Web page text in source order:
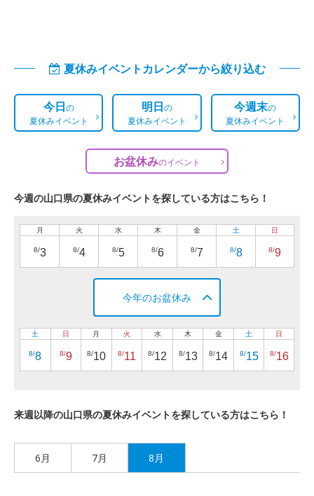
夏休みイベントカレンダーから絞り込む
今日の
夏休みイベント
明日の
夏休みイベント
今週末の
夏休みイベント
お盆休みのイベント
今週の山口県の夏休みイベントを探している方はこちら！
月
8/3
火
8/4
水
8/5
木
8/6
金
8/7
土
8/8
日
8/9
今年のお盆休み
土
8/8
日
8/9
月
8/10
火
8/11
水
8/12
木
8/13
金
8/14
土
8/15
日
8/16
来週以降の山口県の夏休みイベントを探している方はこちら！
6月 7月 8月